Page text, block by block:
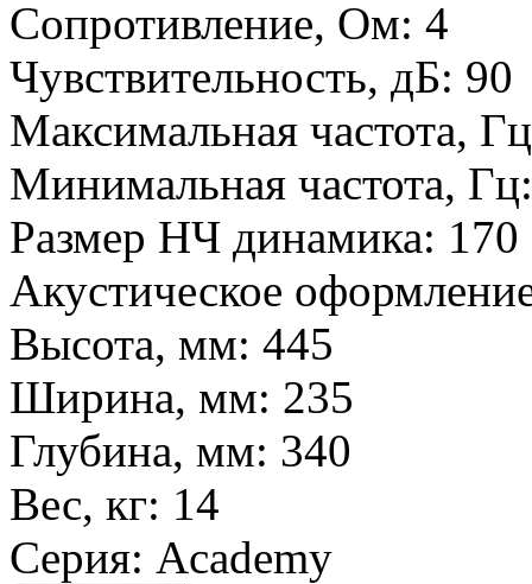
Сопротивление, Ом: 4
Чувствительность, дБ: 90
Максимальная частота,
Минимальная частота,
Размер НЧ динамика:
Акустическое
Высота, мм: 445
Ширина, мм: 235
Глубина, мм: 340
Вес, кг: 14
Серия: Academy